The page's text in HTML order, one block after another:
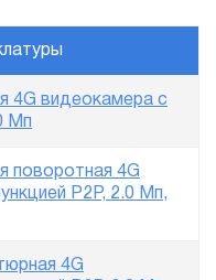
4G видеокамера с
Мп
поворотная 4G
P2P, 2.0 Мп,
4G